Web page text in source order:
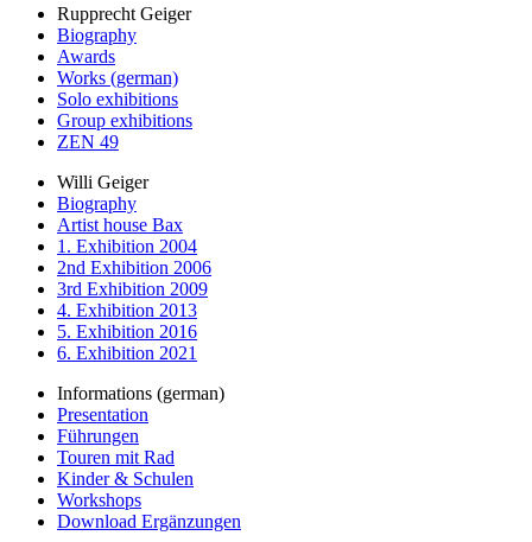
Rupprecht Geiger
Biography
Awards
Works (german)
Solo exhibitions
Group exhibitions
ZEN 49
Willi Geiger
Biography
Artist house Bax
1. Exhibition 2004
2nd Exhibition 2006
3rd Exhibition 2009
4. Exhibition 2013
5. Exhibition 2016
6. Exhibition 2021
Informations (german)
Presentation
Führungen
Touren mit Rad
Kinder & Schulen
Workshops
Download Ergänzungen